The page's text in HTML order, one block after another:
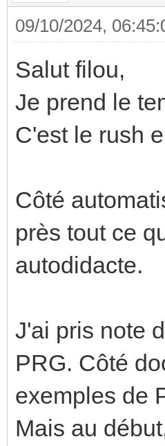
09/10/2024,
Salut filou,
Je prend le
C'est le rush
Côté
près tout ce
autodidacte.
J'ai pris note
PRG. Côté
exemples de
Mais au